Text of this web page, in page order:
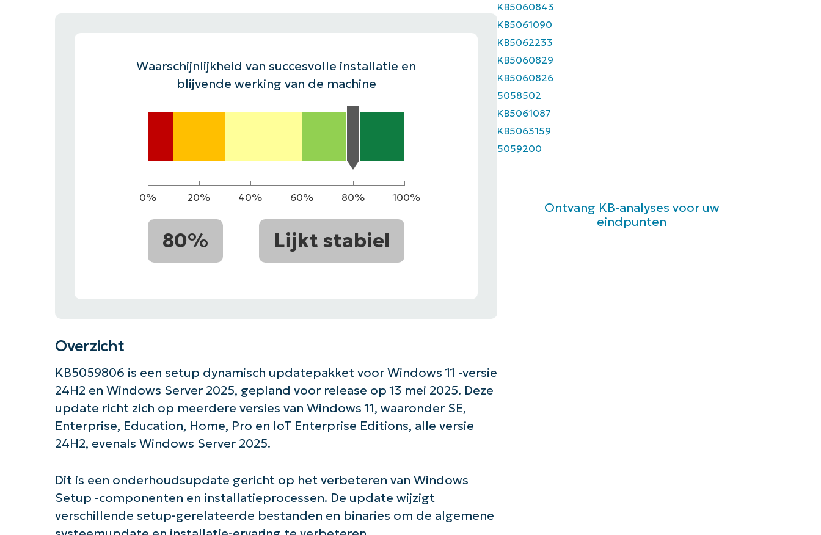
Waarschijnlijkheid van succesvolle installatie en
blijvende werking van de machine
0% 20% 40% 60% 80% 100%
80% Lijkt stabiel
Overzicht
KB5059806 is een setup dynamisch updatepakket voor Windows 11 -versie
24H2 en Windows Server 2025, gepland voor release op 13 mei 2025. Deze
update richt zich op meerdere versies van Windows 11, waaronder SE,
Enterprise, Education, Home, Pro en IoT Enterprise Editions, alle versie
24H2, evenals Windows Server 2025.
Dit is een onderhoudsupdate gericht op het verbeteren van Windows
Setup -componenten en installatieprocessen. De update wijzigt
verschillende setup-gerelateerde bestanden en binaries om de algemene
KB5060843
KB5061090
KB5062233
KB5060829
KB5060826
5058502
KB5061087
KB5063159
5059200
Ontvang KB-analyses voor uw
eindpunten